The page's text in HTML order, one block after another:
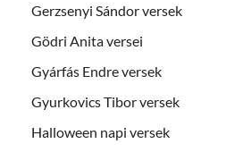
Gerzsenyi Sándor versek
Gödri Anita versei
Gyárfás Endre versek
Gyurkovics Tibor versek
Halloween napi versek